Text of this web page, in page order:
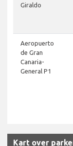
Giraldo
Aeropuerto
de Gran
Canaria-
General P1
Kart over